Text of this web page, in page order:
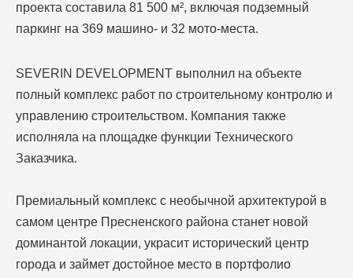
проекта составила 81 500 м², включая подземный
паркинг на 369 машино- и 32 мото-места.
SEVERIN DEVELOPMENT выполнил на объекте
полный комплекс работ по строительному контролю и
управлению строительством. Компания также
исполняла на площадке функции Технического
Заказчика.
Премиальный комплекс с необычной архитектурой в
самом центре Пресненского района станет новой
доминантой локации, украсит исторический центр
города и займет достойное место в портфолио